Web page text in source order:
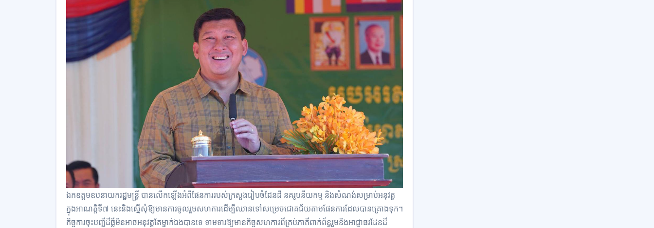
ឯកឧត្តមឧបនាយករដ្ឋមន្ត្រី បានលើកឡើងអំពីផែនការរបស់ក្រសួងរៀបចំដែនដី នគរូបនីយកម្ម និងសំណង់សម្រាប់អនុវត្ត
ក្នុងអាណត្តិទី៧ នេះនិងស្នើសុំឱ្យមានការចូលរួមសហការដើម្បីឈានទៅសម្រេចជោគជ័យតាមផែនការដែលបានគ្រោងទុក។
កិច្ចការចុះបញ្ជីដីធ្លីមិនអាចអនុវត្តតែម្នាក់ឯងបានទេ ទាមទារឱ្យមានកិច្ចសហការពីគ្រប់ភាគីពាក់ព័ន្ធរួមនិងអាជ្ញាធរដែនដី